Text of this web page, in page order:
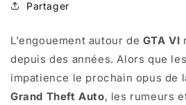
Partager
L'engouement autour de GTA VI
depuis des années. Alors que
impatience le prochain opus de
Grand Theft Auto, les rumeurs